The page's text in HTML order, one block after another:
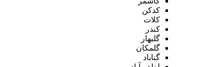
کدکن
کلات
کندر
گلبهار
گلمکان
گناباد